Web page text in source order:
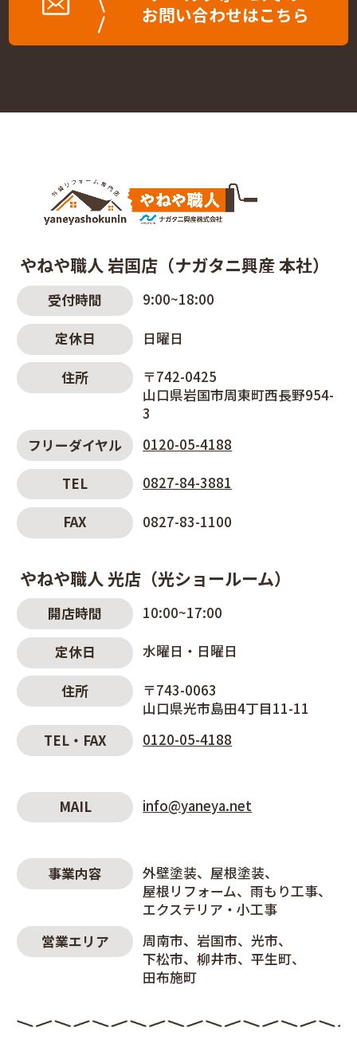
お問い合わせはこちら
やねや職人 岩国店（ナガタニ興産 本社）
受付時間 9:00~18:00
定休日 日曜日
住所
〒742-0425
山口県岩国市周東町西長野954-
3
フリーダイヤル
0120-05-4188
TEL 0827-84-3881
FAX 0827-83-1100
やねや職人 光店（光ショールーム）
開店時間 10:00~17:00
定休日 水曜日・日曜日
住所
〒743-0063
山口県光市島田4丁目11-11
TEL・FAX
0120-05-4188
MAIL info@yaneya.net
事業内容 外壁塗装
屋根塗装
屋根リフォーム
雨もり工事
エクステリア・小工事
営業エリア
周南市 岩国市
光市
下松市
柳井市
平生町
田布施町